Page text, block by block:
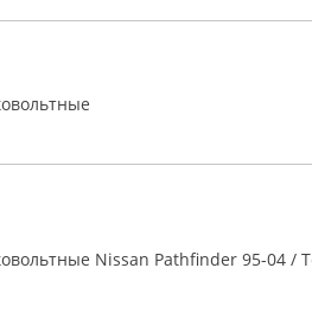
Nissan Pathfinder 95-04 /